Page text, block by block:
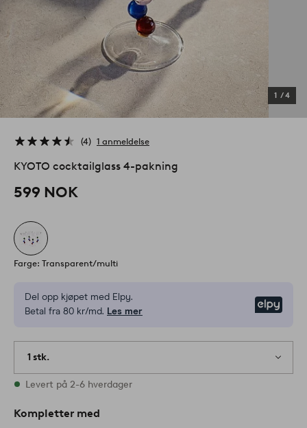
1 /4
4 1 anmeldelse
KYOTO cocktailglass 4-pakning
599 NOK
Farge: Transparent/multi
Del opp kjøpet med Elpy.
Betal fra 80 kr/md. Les mer
1 stk.
På lager
Levert på 2-6 hverdager
Kompletter med